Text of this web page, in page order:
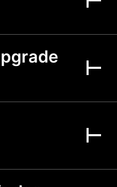
5y Jusqu'à 5y